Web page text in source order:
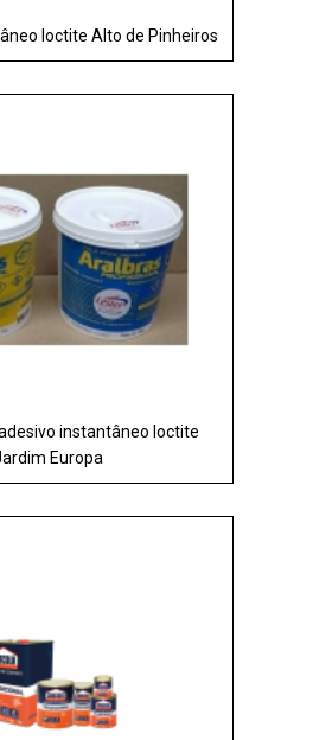
loctite Alto de Pinheiros
instantâneo loctite
Europa